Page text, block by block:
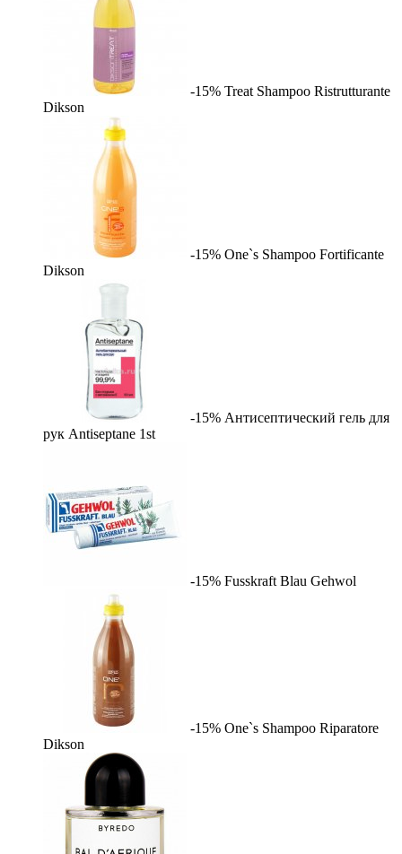
-15% Treat Shampoo Ristrutturante
Dikson
-15% One`s Shampoo Fortificante
Dikson
-15% Антисептический гель для
рук Antiseptane 1st
-15% Fusskraft Blau Gehwol
-15% One`s Shampoo Riparatore
Dikson